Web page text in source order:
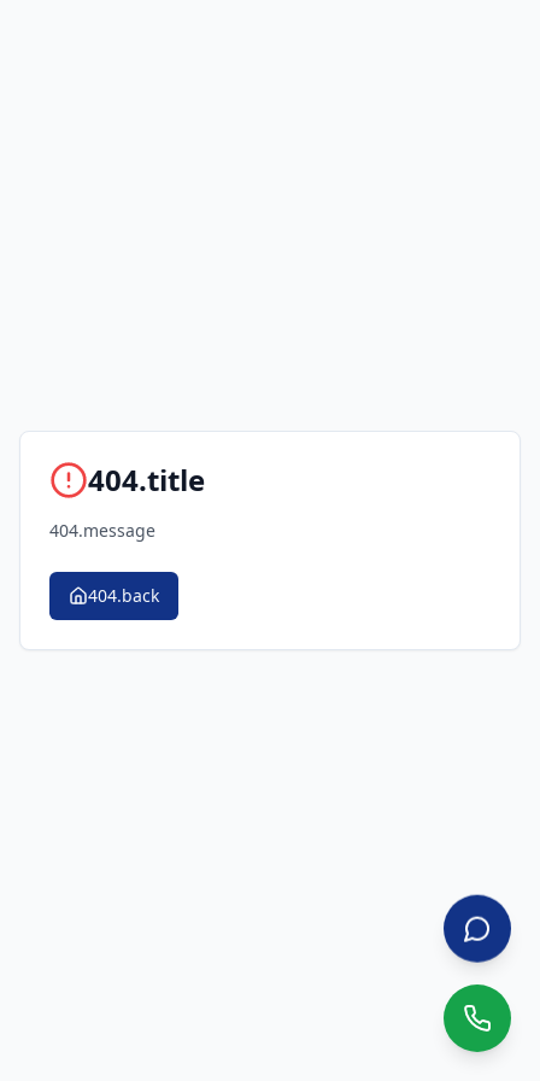
404.title
404.message
404.back